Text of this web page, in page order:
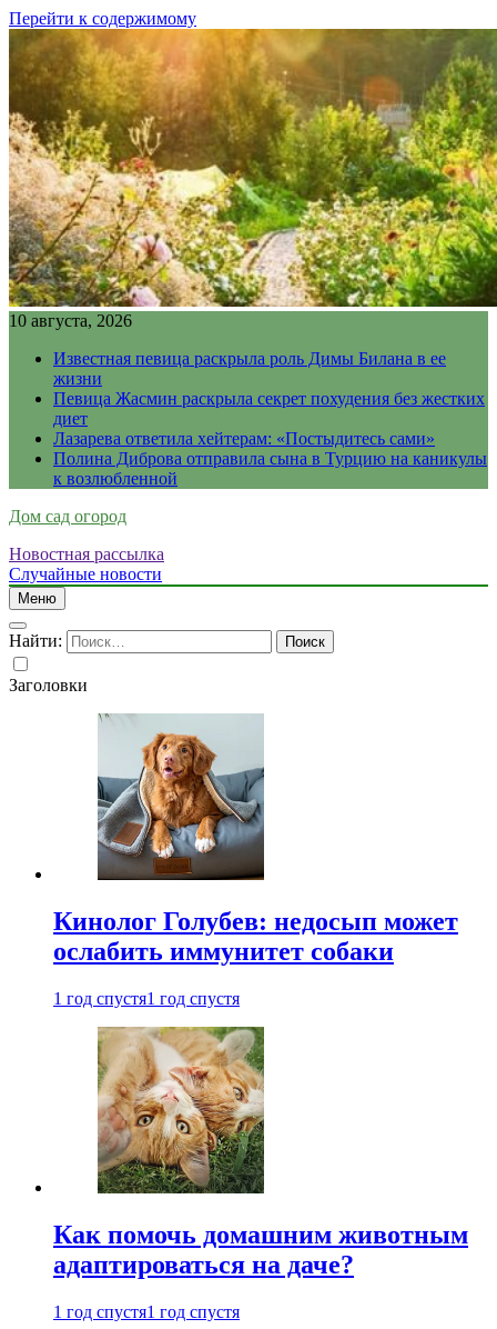
Перейти к содержимому
10 августа, 2026
Известная певица раскрыла роль Димы Билана в ее
жизни
Певица Жасмин раскрыла секрет похудения без жестких
диет
Лазарева ответила хейтерам: «Постыдитесь сами»
Полина Диброва отправила сына в Турцию на каникулы
к возлюбленной
Дом сад огород
Новостная рассылка
Случайные новости
Меню
Найти:
Заголовки
Кинолог Голубев: недосып может
ослабить иммунитет собаки
1 год спустя1 год спустя
Как помочь домашним животным
адаптироваться на даче?
1 год спустя1 год спустя